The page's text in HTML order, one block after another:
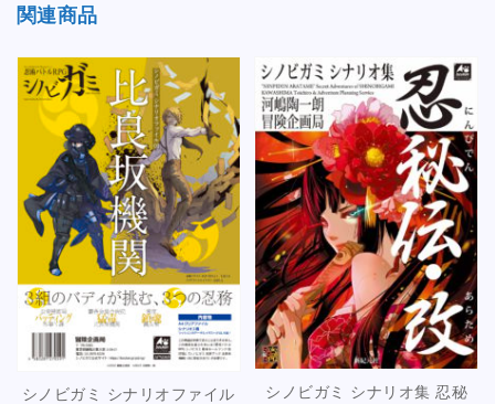
関連商品
シノビガミ シナリオファイル
シノビガミ シナリオ集 忍秘